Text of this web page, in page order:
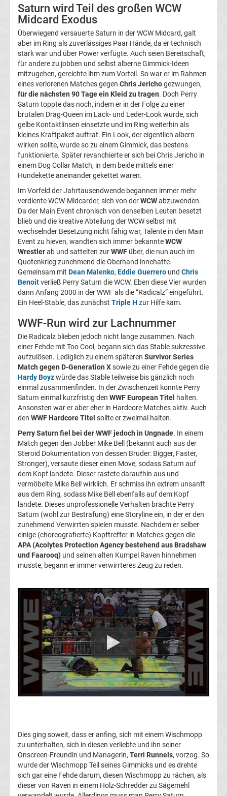
Ergebnisse
La
Liga
Tabelle
Premier
League
Erg.
Premier
League
Tabelle
Frauen
Bundesliga
Erg.
Frauen
Bundesliga
Tabelle
Ligue
1
Ergebnisse
Ligue
Tabelle
Süper
Ergebnisse
Süper
Tabelle
A
Ergebnisse
Saturn wird Teil des großen WCW
Midcard Exodus
Überwiegend versauerte Saturn in der WCW Midcard, galt
aber im Ring als zuverlässiges Paar Hände, da er technisch
stark war und über Power verfügte. Auch seien Bereitschaft,
für andere zu jobben und selbst alberne Gimmick-Ideen
mitzugehen, gereichte ihm zum Vorteil. So war er im Rahmen
eines verlorenen Matches gegen Chris Jerichogezwungen,
für die nächsten 90 Tage ein Kleid zu tragen. Doch Perry
Saturn toppte das noch, indem er in der Folge zu einer
brutalen Drag-Queen im Lack- und Leder-Look wurde, sich
gelbe Kontaktlinsen einsetzte und im Ring weiterhin als
kleines Kraftpaket auftrat. Ein Look, der eigentlich albern
wirken sollte, wurde so zu einem Gimmick, das bestens
funktionierte. Später revanchierte er sich bei Chris Jericho in
einem Dog Collar Match, in dem beide mittels einer
Hundekette aneinander gekettet waren.
Im Vorfeld der Jahrtausendwende begannen immer mehr
verdiente WCW-Midcarder, sich von derWCWabzuwenden.
Da der Main Event chronisch von denselben Leuten besetzt
blieb und die kreative Abteilung der WCW selbst mit
wechselnder Besetzung nicht fähig war, Talente in den Main
Event zu hieven, wandten sich immer bekannteWCW
Wrestlerab und sattelten zurWWF über, die nun auch im
Quotenkrieg zunehmend die Oberhand innehatte.
Gemeinsam mit Dean Malenko, Eddie Guerrero und Chris
Benoitverließ Perry Saturn die WCW. Eben diese Vier wurden
dann Anfang 2000 in der WWF als die “Radicalz“ eingeführt.
Ein Heel-Stable, das zunächst Triple H zur Hilfe kam.
WWF-Run wird zur Lachnummer
Die Radicalz blieben jedoch nicht lange zusammen. Nach
einer Fehde mit Too Cool, begann sich das Stable sukzessive
aufzulösen. Lediglich zu einem späteren Survivor Series
Match gegen D-Generation Xsowie zu einer Fehde gegen die
Hardy Boyzwürde das Stable teilweise bis gänzlich noch
einmal zusammenfinden. In der Zwischenzeit konnte Perry
Saturn einmal kurzfristig den WWF European Titel halten.
Ansonsten war er aber eher in Hardcore Matches aktiv. Auch
den WWF Hardcore Titel sollte er zweimal halten.
Perry Saturn fiel bei der WWF jedoch in Ungnade. In einem
Match gegen den Jobber Mike Bell (bekannt auch aus der
Steroid Dokumentation von dessen Bruder: Bigger, Faster,
Stronger), versaute dieser einen Move, sodass Saturn auf
dem Kopf landete. Dieser rastete daraufhin aus und
vermöbelte Mike Bell wirklich. Er schmiss ihn extrem unsanft
aus dem Ring, sodass Mike Bell ebenfalls auf dem Kopf
landete. Dieses unprofessionelle Verhalten brachte Perry
Saturn (wohl zur Bestrafung) eine Storyline ein, in der er den
zunehmend Verwirrten spielen musste. Nachdem er selber
einige (choreografierte) Kopftreffer in Matches gegen die
APA (Acolytes Protection Agency bestehend aus Bradshaw
und Faarooq) und seinen alten Kumpel Raven hinnehmen
musste, begann er immer verwirrteres Zeug zu reden.
Dies ging soweit, dass er anfing, sich mit einem Wischmopp
zu unterhalten, sich in diesen verliebte und ihn seiner
Onscreen-Freundin und Managerin, Terri Runnels, vorzog. So
wurde der Wischmopp Teil seines Gimmicks und es drehte
sich gar eine Fehde darum, diesen Wischmopp zu rächen, als
dieser von Raven in einem Holz-Schredder zu Sägemehl